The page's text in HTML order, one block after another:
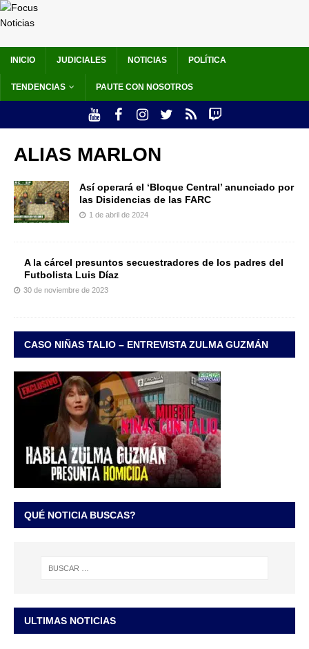
INICIO JUDICIALES NOTICIAS POLÍTICA
TENDENCIAS PAUTE CON NOSOTROS
ALIAS MARLON
Así operará el ‘Bloque Central’ anunciado por
las Disidencias de las FARC
1 de abril de 2024
A la cárcel presuntos secuestradores de los padres del
Futbolista Luis Díaz
30 de noviembre de 2023
CASO NIÑAS TALIO – ENTREVISTA ZULMA GUZMÁN
QUÉ NOTICIA BUSCAS?
ULTIMAS NOTICIAS